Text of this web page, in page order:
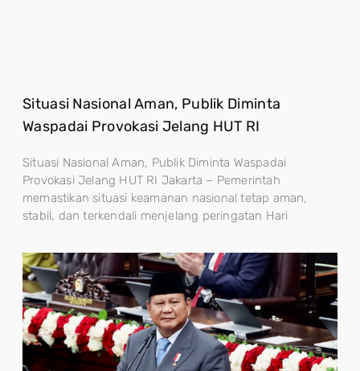
Situasi Nasional Aman, Publik Diminta
Waspadai Provokasi Jelang HUT RI
Situasi Nasional Aman, Publik Diminta Waspadai
Provokasi Jelang HUT RI Jakarta – Pemerintah
memastikan situasi keamanan nasional tetap aman,
stabil, dan terkendali menjelang peringatan Hari